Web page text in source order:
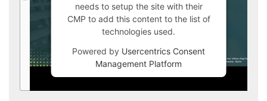
needs to setup the site with their
CMP to add this content to the list of
technologies used.
Powered by Usercentrics Consent
Management Platform